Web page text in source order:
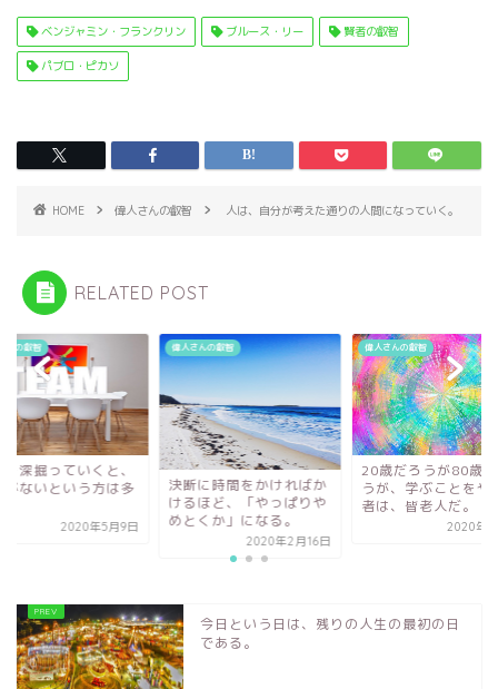
c
e
o
o
k
s
t
d
o
n
ai
ベンジャミン・フランクリン ブルース・リー 賢者の叡智
パブロ・ピカソ
HOME 偉人さんの叡智 人は、自分が考えた通りの人間になっていく。
RELATED POST
んの叡智
深掘っていくと、
がないという方は多
2020年5月9日
偉人さんの叡智
決断に時間をかければか
けるほど、「やっぱりや
めとくか」になる。
2020年2月16日
偉人さんの叡智
20歳だろうが80歳
うが、学ぶことをや
者は、皆老人だ。
2020年5
今日という日は、残りの人生の最初の日
である。